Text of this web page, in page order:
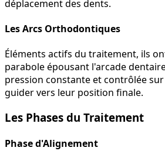
déplacement des dents.
Les Arcs Orthodontiques
Éléments actifs du traitement, ils
parabole épousant l'arcade
pression constante et contrôlée
guider vers leur position finale.
Les Phases du Traitement
Phase d'Alignement